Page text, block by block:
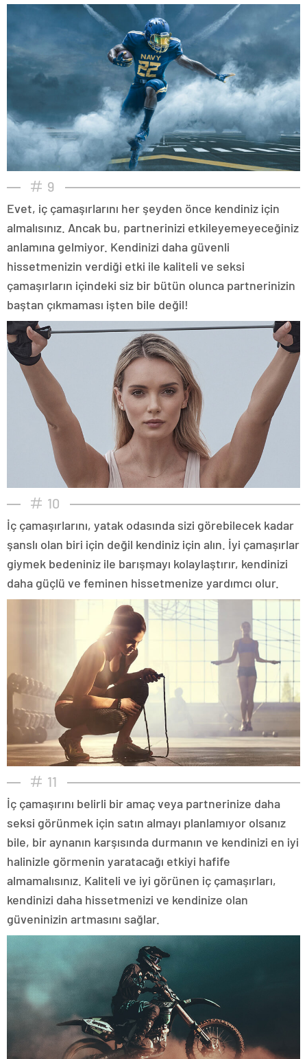
9
Evet, iç çamaşırlarını her şeyden önce kendiniz için
almalısınız. Ancak bu, partnerinizi etkileyemeyeceğiniz
anlamına gelmiyor. Kendinizi daha güvenli
hissetmenizin verdiği etki ile kaliteli ve seksi
çamaşırların içindeki siz bir bütün olunca partnerinizin
baştan çıkmaması işten bile değil!
10
İç çamaşırlarını, yatak odasında sizi görebilecek kadar
şanslı olan biri için değil kendiniz için alın. İyi çamaşırlar
giymek bedeniniz ile barışmayı kolaylaştırır, kendinizi
daha güçlü ve feminen hissetmenize yardımcı olur.
11
İç çamaşırını belirli bir amaç veya partnerinize daha
seksi görünmek için satın almayı planlamıyor olsanız
bile, bir aynanın karşısında durmanın ve kendinizi en iyi
halinizle görmenin yaratacağı etkiyi hafife
almamalısınız. Kaliteli ve iyi görünen iç çamaşırları,
kendinizi daha hissetmenizi ve kendinize olan
güveninizin artmasını sağlar.